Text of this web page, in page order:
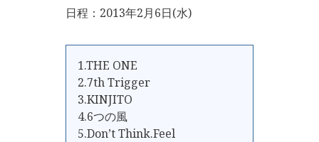
日程：2013年2月6日(水)
1.THE ONE
2.7th Trigger
3.KINJITO
4.6つの風
5.Don’t Think.Feel